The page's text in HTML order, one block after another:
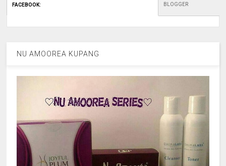
FACEBOOK: BLOGGER
NU AMOOREA KUPANG